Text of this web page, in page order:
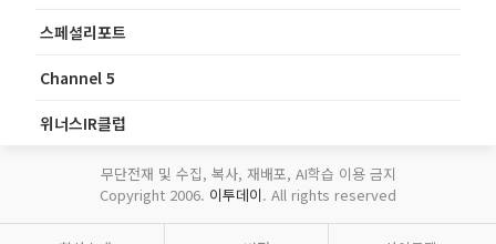
스페셜리포트
Channel 5
위너스IR클럽
무단전재 및 수집, 복사, 재배포, AI학습 이용 금지
Copyright 2006. 이투데이. All rights reserved